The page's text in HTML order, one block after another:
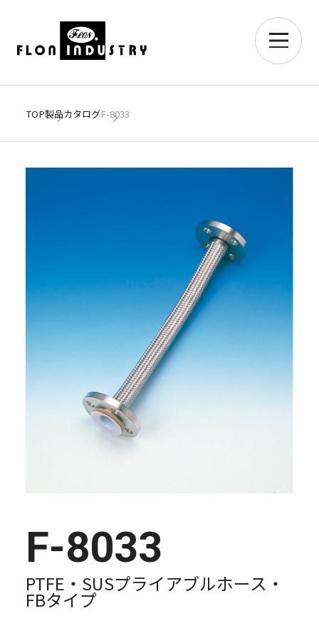
TOP製品カタログF-8033
F-8033
PTFE・SUSプライアブルホース・
FBタイプ